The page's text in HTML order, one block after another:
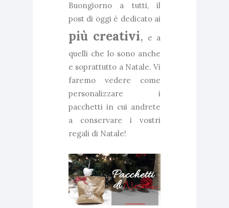
Buongiorno a tutti, il
post di oggi è dedicato ai
più creativi, e a
quelli che lo sono anche
e soprattutto a Natale. Vi
faremo vedere come
personalizzare i
pacchetti in cui andrete
a conservare i vostri
regali di Natale!